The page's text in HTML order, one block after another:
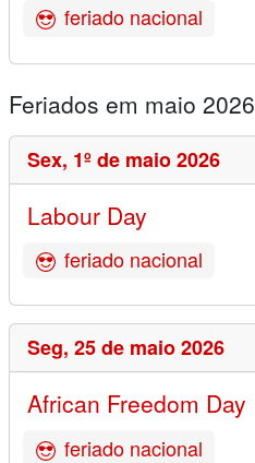
feriado nacional
Feriados em maio 2026
Sex, 1º de maio 2026
Labour Day
feriado nacional
Seg, 25 de maio 2026
African Freedom Day
feriado nacional